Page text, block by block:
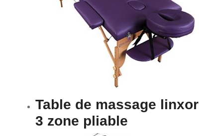
Table de massage linxor
3 zone pliable